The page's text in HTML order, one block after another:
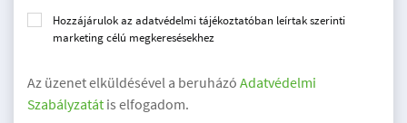
Hozzájárulok az adatvédelmi tájékoztatóban leírtak szerinti
marketing célú megkeresésekhez
Az üzenet elküldésével a beruházó Adatvédelmi
Szabályzatát is elfogadom.